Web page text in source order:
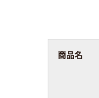
商品名